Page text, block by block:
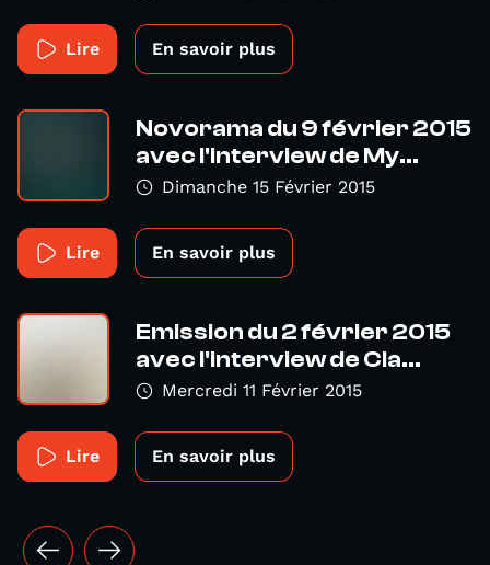
Lire En savoir plus
Novorama du 9 février 2015
avec l'interview de My...
Dimanche 15 Février 2015
Lire En savoir plus
Emission du 2 février 2015
avec l'interview de Cla...
Mercredi 11 Février 2015
Lire En savoir plus